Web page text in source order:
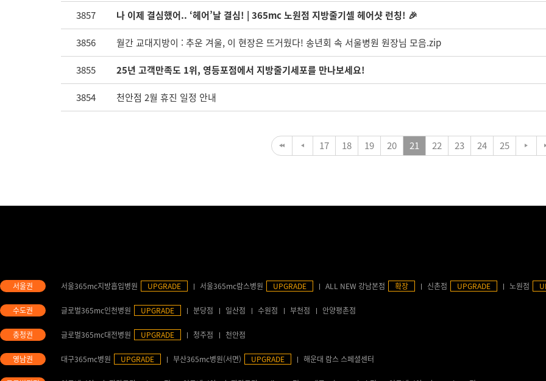
3857 나 이제 결심했어.. ‘헤어’날 결심! | 365mc 노원점 지방줄기셀 헤어샷 런칭! 🎉
3856 월간 교대지방이 : 추운 겨울, 이 현장은 뜨거웠다! 송년회 속 서울병원 원장님 모음.zip
3855 25년 고객만족도 1위, 영등포점에서 지방줄기세포를 만나보세요!
3854 천안점 2월 휴진 일정 안내
17 18 19 20 21 22 23 24 25
서울365mc지방흡입병원 UPGRADE 서울365mc람스병원 UPGRADE ALL NEW 강남본점 확장 신촌점 UPGRADE 노원점
글로벌365mc인천병원 UPGRADE 분당점 일산점 수원점 부천점 안양평촌점
글로벌365mc대전병원 UPGRADE 청주점 천안점
대구365mc병원 UPGRADE 부산365mc병원(서면) UPGRADE 해운대 람스 스페셜센터